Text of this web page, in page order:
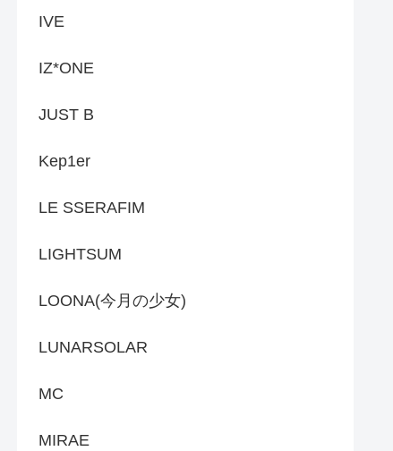
IVE
IZ*ONE
JUST B
Kep1er
LE SSERAFIM
LIGHTSUM
LOONA(今月の少女)
LUNARSOLAR
MC
MIRAE